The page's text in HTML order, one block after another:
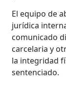
El equipo de
jurídica
comunicado
carcelaria y
la integridad
sentenciado.